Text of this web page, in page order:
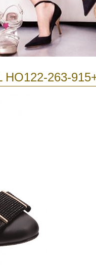
263-